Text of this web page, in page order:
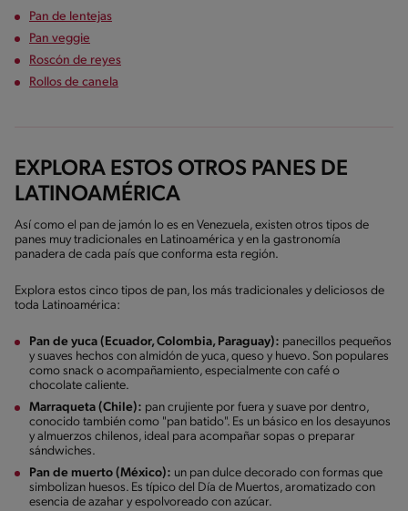
Pan de lentejas
Pan veggie
Roscón de reyes
Rollos de canela
EXPLORA ESTOS OTROS PANES DE
LATINOAMÉRICA
Así como el pan de jamón lo es en Venezuela, existen otros tipos de
panes muy tradicionales en Latinoamérica y en la gastronomía
panadera de cada país que conforma esta región.
Explora estos cinco tipos de pan, los más tradicionales y deliciosos de
toda Latinoamérica:
Pan de yuca (Ecuador, Colombia, Paraguay): panecillos pequeños
y suaves hechos con almidón de yuca, queso y huevo. Son populares
como snack o acompañamiento, especialmente con café o
chocolate caliente.
Marraqueta (Chile): pan crujiente por fuera y suave por dentro,
conocido también como "pan batido". Es un básico en los desayunos
y almuerzos chilenos, ideal para acompañar sopas o preparar
sándwiches.
Pan de muerto (México): un pan dulce decorado con formas que
simbolizan huesos. Es típico del Día de Muertos, aromatizado con
esencia de azahar y espolvoreado con azúcar.